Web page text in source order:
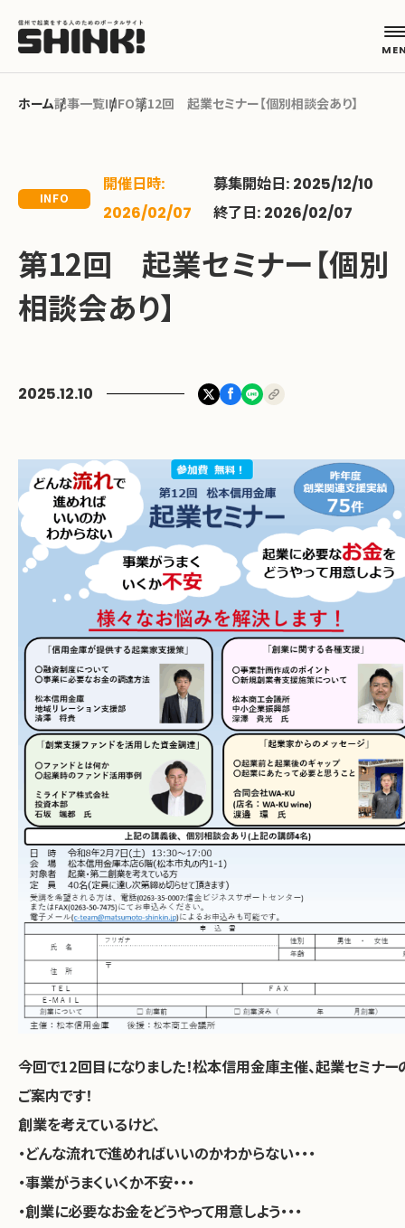
起業フェーズから探す
地域から探す
キーワードから探す
ABOUT
記事一覧INFO第12回 起業セミナー【個別相談会あり】
INFO
開催日時:
2026/02/07
募集開始日: 2025/12/10
終了日: 2026/02/07
第12回 起業セミナー【個別
相談会あり】
2025.12.10
今回で12回目になりました！松本信用金庫主催、起業セミナー
ご案内です！
創業を考えているけど、
・どんな流れで進めればいいのかわからない・・・
・事業がうまくいくか不安・・・
・創業に必要なお金をどうやって用意しよう・・・